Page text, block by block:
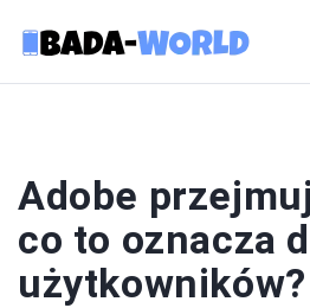
Adobe
co to oznacza
użytkowników?